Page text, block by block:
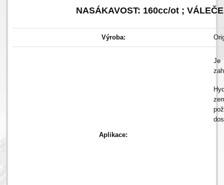
NASÁKAVOST: 160cc/ot ;
Výroba:
Aplikace:
Je